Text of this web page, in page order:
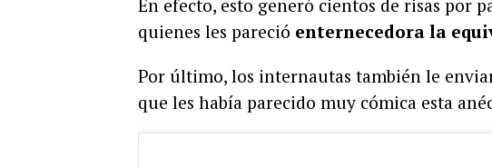
En efecto, esto generó cientos de risas por
quienes les pareció enternecedora la
Por último, los internautas también le
que les había parecido muy cómica esta